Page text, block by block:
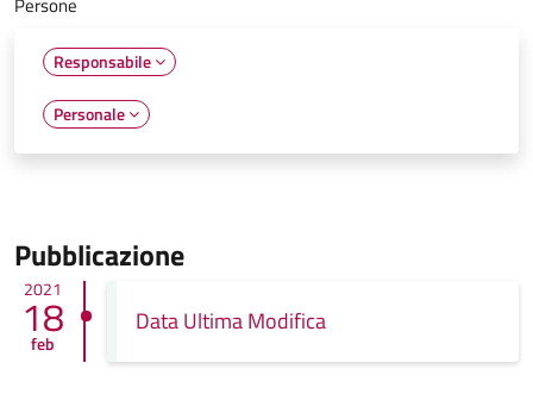
Responsabile
Personale
Pubblicazione
2021
18
feb
Data Ultima Modifica